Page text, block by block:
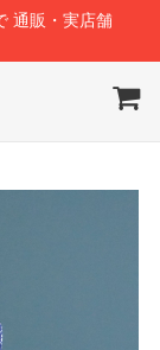
通販・実店舗